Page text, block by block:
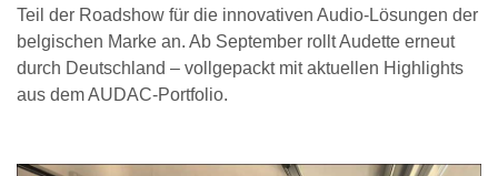
Teil der Roadshow für die innovativen Audio-Lösungen der
belgischen Marke an. Ab September rollt Audette erneut
durch Deutschland – vollgepackt mit aktuellen Highlights
aus dem AUDAC-Portfolio.